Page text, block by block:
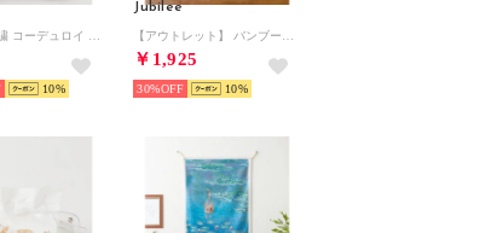
10
Jubilee
￥1,925
30% 10